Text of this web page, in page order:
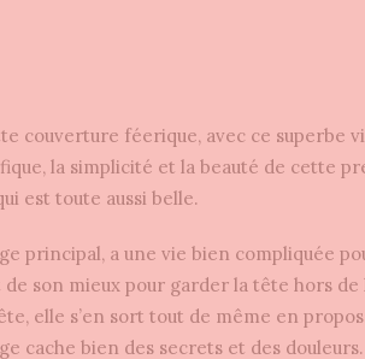
couverture féerique, avec ce superbe
la simplicité et la beauté de cette
est toute aussi belle.
principal, a une vie bien compliquée
son mieux pour garder la tête hors de
elle s’en sort tout de même en
cache bien des secrets et des